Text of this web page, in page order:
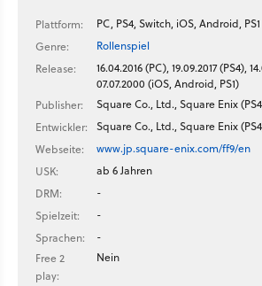
Plattform:
PC, PS4, Switch, iOS, Android, PS1
Genre:
Rollenspiel
Release:
16.04.2016 (PC), 19.09.2017 (PS4),
07.07.2000 (iOS, Android, PS1)
Publisher:
Square Co., Ltd., Square Enix
Entwickler:
Square Co., Ltd., Square Enix
Webseite:
www.jp.square-enix.com/ff9/en
USK:
ab 6 Jahren
DRM:
-
Spielzeit:
-
Sprachen:
-
Free 2
play:
Nein